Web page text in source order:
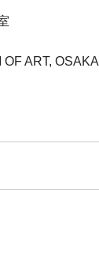
ART, OSAKA